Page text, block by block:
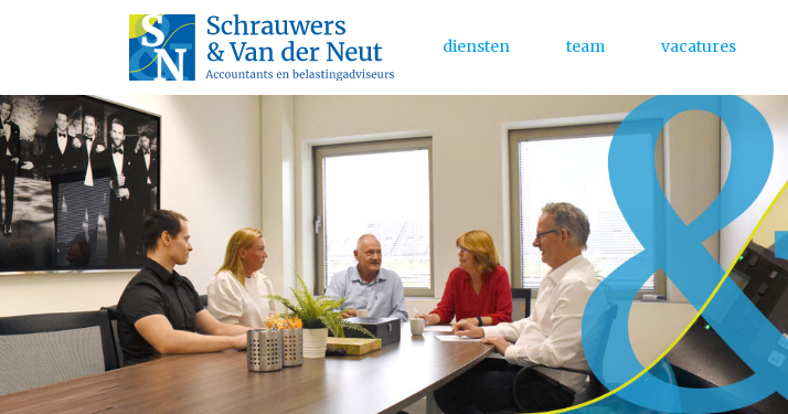
Skip
to
content
Main Menu
diensten team vacatures